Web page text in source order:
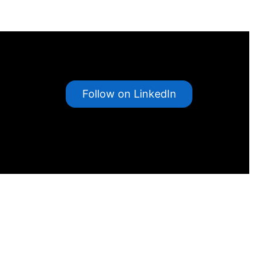
Follow on LinkedIn